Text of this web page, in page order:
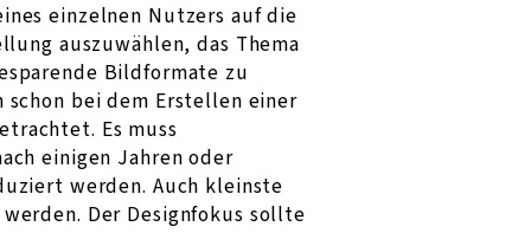
einzelnen Nutzers auf die
auszuwählen, das Thema
Bildformate zu
bei dem Erstellen einer
Es muss
einigen Jahren oder
werden. Auch kleinste
Der Designfokus sollte